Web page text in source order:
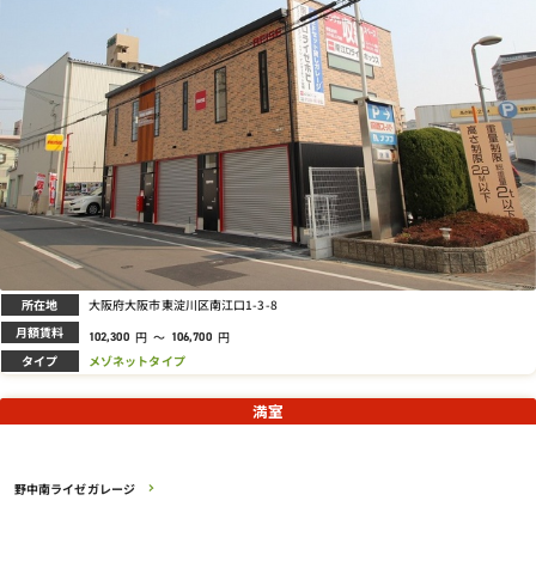
所在地 大阪府大阪市東淀川区南江口1-3-8
月額賃料 102,300 円 ～ 106,700 円
タイプ メゾネットタイプ
野中南ライゼガレージ
満室